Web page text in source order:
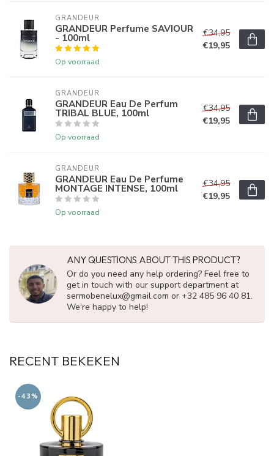
GRANDEUR
GRANDEUR Perfume SAVIOUR
- 100ml
Op voorraad
€34,95
€19,95
GRANDEUR
GRANDEUR Eau De Perfum
TRIBAL BLUE, 100ml
Op voorraad
€34,95
€19,95
GRANDEUR
GRANDEUR Eau De Perfume
MONTAGE INTENSE, 100ml
Op voorraad
€34,95
€19,95
ANY QUESTIONS ABOUT THIS PRODUCT?
Or do you need any help ordering? Feel free to
get in touch with our support department at
sermobenelux@gmail.com or +32 485 96 40 81.
We're happy to help!
RECENT BEKEKEN
-43%